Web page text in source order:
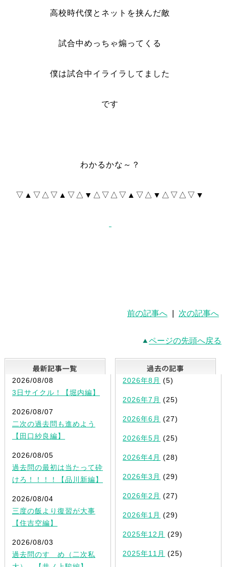
高校時代僕とネットを挟んだ敵
試合中めっちゃ煽ってくる
僕は試合中イライラしてました
です
わかるかな～？
▽▲▽△▽▲▽△▼△▽△▽▲▽△▼△▽△▽▼
前の記事へ 次の記事へ
ページの先頭へ戻る
最新記事一覧
2026/08/08
3日サイクル！【堀内編】
2026/08/07
二次の過去問も進めよう
【田口紗良編】
2026/08/05
過去問の最初は当たって砕
けろ！！！！【品川新編】
2026/08/04
三度の飯より復習が大事
【住吉空編】
2026/08/03
過去問のすゝめ（二次私
2026年8月 (5)
2026年7月 (25)
2026年6月 (27)
2026年5月 (25)
2026年4月 (28)
2026年3月 (29)
2026年2月 (27)
2026年1月 (29)
2025年12月 (29)
2025年11月 (25)